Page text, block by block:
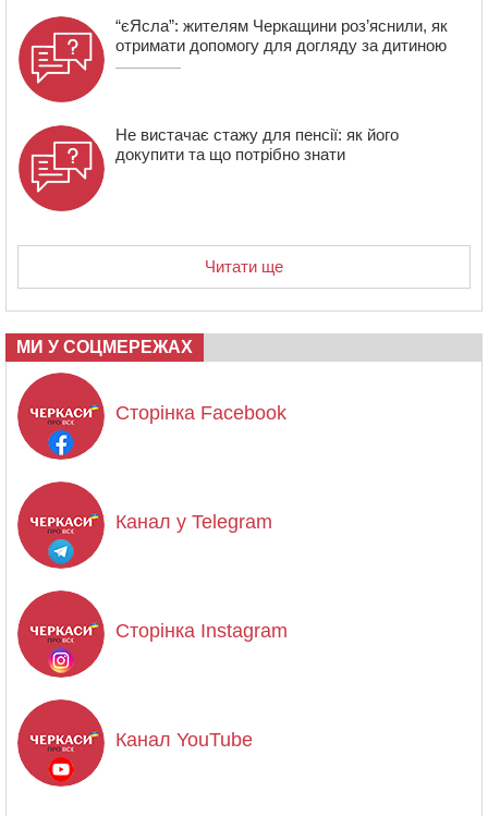
“єЯсла”: жителям Черкащини роз’яснили, як
отримати допомогу для догляду за дитиною
Не вистачає стажу для пенсії: як його
докупити та що потрібно знати
Читати ще
МИ У СОЦМЕРЕЖАХ
Сторінка Facebook
Канал у Telegram
Сторінка Instagram
Канал YouTube